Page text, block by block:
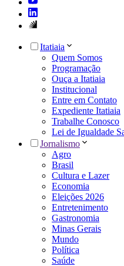
Itatiaia
Quem Somos
Programação
Ouça a Itatiaia
Institucional
Entre em Contato
Expediente Itatiaia
Trabalhe Conosco
Lei de Igualdade
Jornalismo
Agro
Brasil
Cultura e Lazer
Economia
Eleições 2026
Entretenimento
Gastronomia
Minas Gerais
Mundo
Política
Saúde